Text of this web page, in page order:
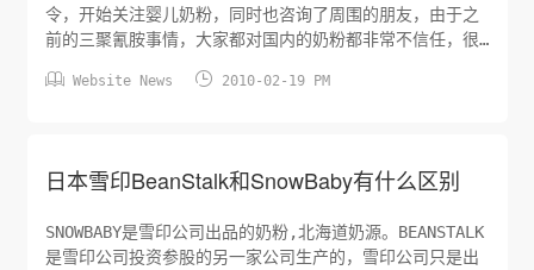
令，开始关注婴儿奶粉，同时也咨询了周围的朋友，由于之
前的三聚氰胺事情，大家都对国内的奶粉都非常不信任，很
本的奶粉主要集中有：和光堂、明治、森永、固力果、雪
 Website News  2010-02-19 PM
日本雪印BeanStalk和SnowBaby有什么区别
SNOWBABY是雪印公司出品的奶粉,北海道奶源。BEANSTALK
是雪印公司投资参股的另一家公司生产的，雪印公司只是出